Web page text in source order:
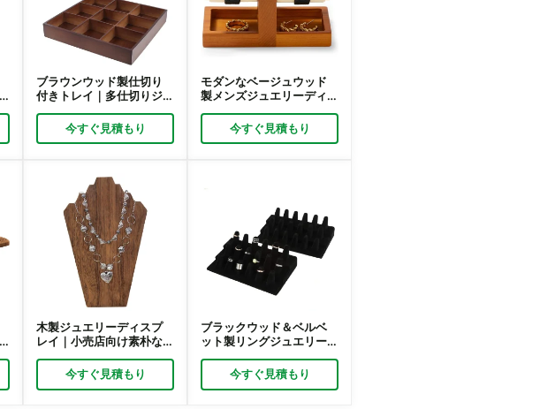
ブラウンウッド製仕切り
付きトレイ｜多仕切りジ
ディスプレイトレイ｜リ
ッチパック
今すぐ見積もり
モダンなベージュウッド
製メンズジュエリーディ
ンパクトジュエリーショ
ーケーススタンド｜
今すぐ見積もり
木製ジュエリーディスプ
レイ｜小売店向け素朴な
ブラウンの木製ジュエリ
ースタンド｜Richpack
今すぐ見積もり
ブラックウッド＆ベルベ
ット製リングジュエリー
ディスプレイ｜小売店向
けハンドシェイプリング
スタンド｜リッチパック
今すぐ見積もり